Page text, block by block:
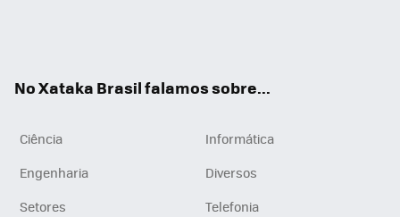
No Xataka Brasil falamos sobre...
Ciência
Informática
Engenharia
Diversos
Setores
Telefonia